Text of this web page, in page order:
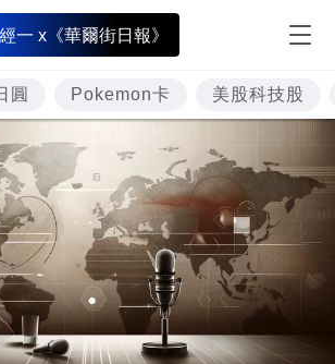
經一 x《華爾街日報》
圓 Pokemon卡 美股科技股